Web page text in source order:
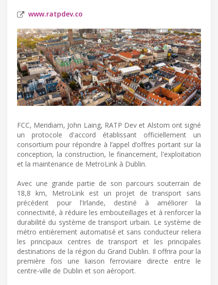
www.ratpdev.co
FCC, Meridiam, John Laing, RATP Dev et Alstom ont signé
un protocole d'accord établissant officiellement un
consortium pour répondre à l’appel d’offres portant sur la
conception, la construction, le financement, l'exploitation
et la maintenance de MetroLink à Dublin.
Avec une grande partie de son parcours souterrain de
18,8 km, MetroLink est un projet de transport sans
précédent pour l’Irlande, destiné à améliorer la
connectivité, à réduire les embouteillages et à renforcer la
durabilité du système de transport urbain. Le système de
métro entièrement automatisé et sans conducteur reliera
les principaux centres de transport et les principales
destinations de la région du Grand Dublin. Il offrira pour la
première fois une liaison ferroviaire directe entre le
centre-ville de Dublin et son aéroport.